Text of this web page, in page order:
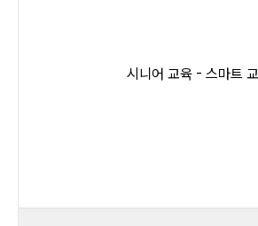
시니어 교육 - 스마트